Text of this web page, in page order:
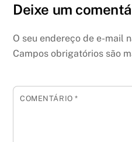
Deixe um
O seu endereço de e-mail
Campos obrigatórios são
COMENTÁRIO*